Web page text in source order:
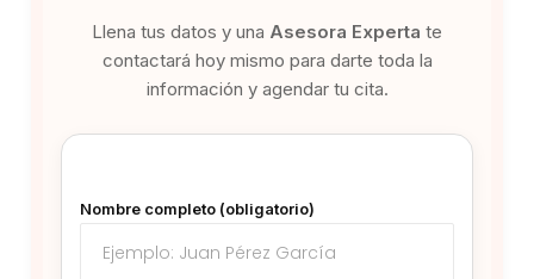
Llena tus datos y una Asesora Experta te
contactará hoy mismo para darte toda la
información y agendar tu cita.
Nombre completo (obligatorio)